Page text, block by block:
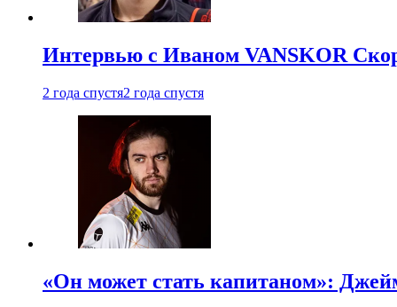
Интервью с Иваном VANSKOR
2 года спустя2 года спустя
«Он может стать капитаном»: